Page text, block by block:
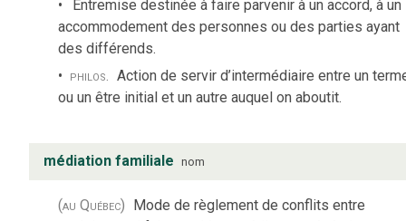
Entremise destinée à faire parvenir à un accord, à un
accommodement des personnes ou des parties ayant
des différends.
philos. Action de servir d’intermédiaire entre un
ou un être initial et un autre auquel on aboutit.
médiation familiale nom
(au Québec) Mode de règlement de conflits entre